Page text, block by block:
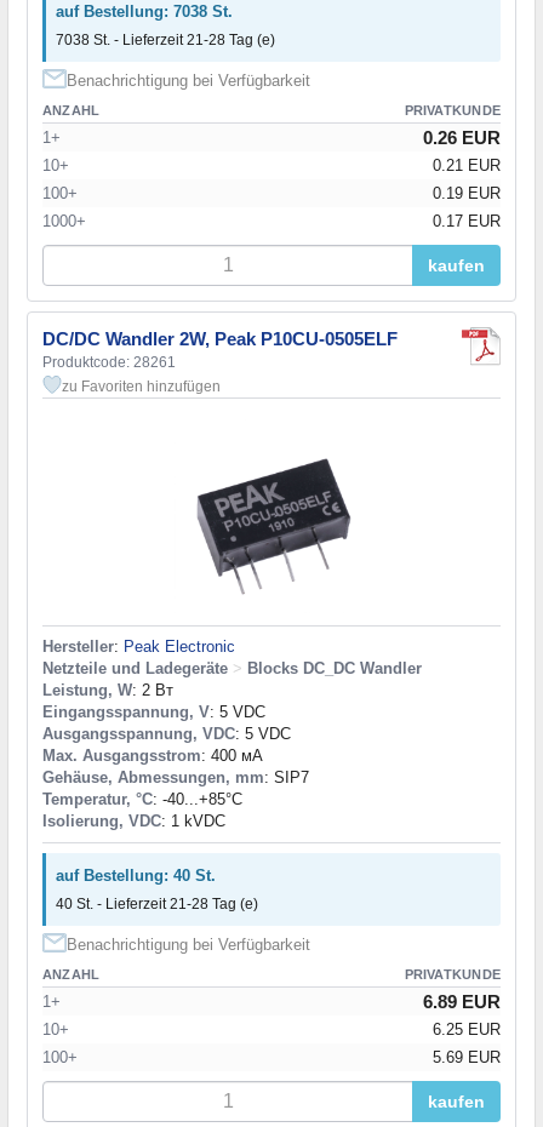
auf Bestellung: 7038 St.
7038 St. - Lieferzeit 21-28 Tag (e)
Benachrichtigung bei Verfügbarkeit
ANZAHL PRIVATKUNDE
1+ 0.26 EUR
10+
0.21 EUR
100+
0.19 EUR
1000+
0.17 EUR
kaufen
DC/DC Wandler 2W, Peak P10CU-0505ELF
Produktcode: 28261
zu Favoriten hinzufügen
Hersteller: Peak Electronic
Netzteile und Ladegeräte > Blocks DC_DC Wandler
Leistung, W: 2 Вт
Eingangsspannung, V: 5 VDC
Ausgangsspannung, VDC: 5 VDC
Max. Ausgangsstrom: 400 мА
Gehäuse, Abmessungen, mm: SIP7
Temperatur, °C: -40...+85°С
Isolierung, VDC: 1 kVDC
auf Bestellung: 40 St.
40 St. - Lieferzeit 21-28 Tag (e)
Benachrichtigung bei Verfügbarkeit
ANZAHL PRIVATKUNDE
1+ 6.89 EUR
10+
6.25 EUR
100+
5.69 EUR
kaufen